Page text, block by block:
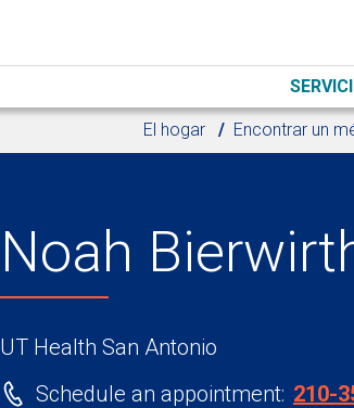
El hogar Encontrar un
Noah
UT Health San Antonio
Schedule an appointment: 210-